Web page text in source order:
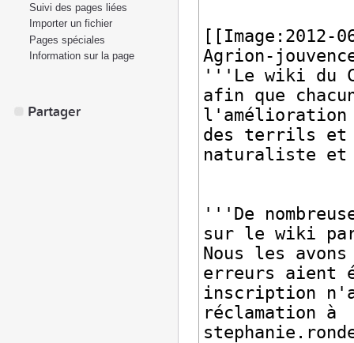
Suivi des pages liées
Importer un fichier
Pages spéciales
Information sur la page
Partager